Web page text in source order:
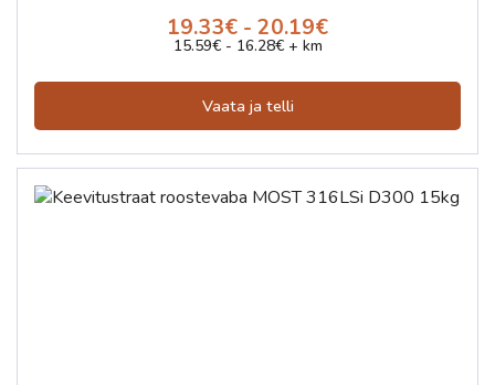
19.33€ - 20.19€
15.59€ - 16.28€ + km
Vaata ja telli